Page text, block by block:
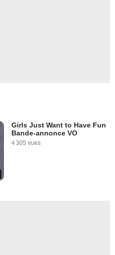
Girls Just Want to Have Fun
Bande-annonce VO
4 305 vues